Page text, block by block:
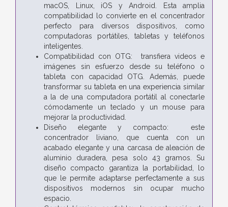
macOS, Linux, iOS y Android. Esta amplia
compatibilidad lo convierte en el concentrador
perfecto para diversos dispositivos, como
computadoras portátiles, tabletas y teléfonos
inteligentes.
Compatibilidad con OTG: transfiera videos e
imágenes sin esfuerzo desde su teléfono o
tableta con capacidad OTG. Además, puede
transformar su tableta en una experiencia similar
a la de una computadora portátil al conectarle
cómodamente un teclado y un mouse para
mejorar la productividad.
Diseño elegante y compacto: este
concentrador liviano, que cuenta con un
acabado elegante y una carcasa de aleación de
aluminio duradera, pesa solo 43 gramos. Su
diseño compacto garantiza la portabilidad, lo
que le permite adaptarse perfectamente a sus
dispositivos modernos sin ocupar mucho
espacio.